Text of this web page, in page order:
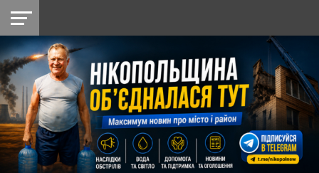
НІКОПОЛЬ
РАЙОН
СІЧЕСЛАВСЬКА
УКРАЇНА
РЕТРО
НІКОПОЛЬ
ЛАЙТ
УКРАЇНА
ДОПОМОГА
РАДІО